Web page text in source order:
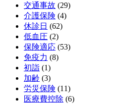
交通事故 (29)
介護保険 (4)
休診日 (62)
低血圧 (2)
保険適応 (53)
免疫力 (8)
初詣 (1)
加齢 (3)
労災保険 (11)
医療費控除 (6)